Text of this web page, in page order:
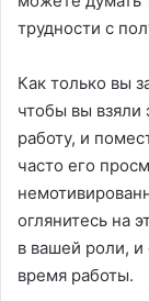
трудности с
Как только вы
чтобы вы взяли
работу, и
часто его
оглянитесь на
в вашей роли, и
время работы.